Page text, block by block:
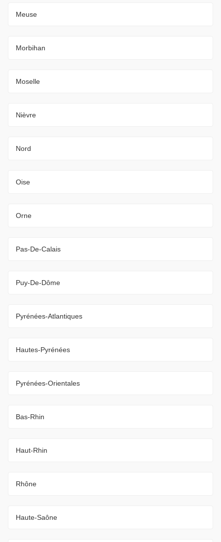
Meuse
Morbihan
Moselle
Nièvre
Nord
Oise
Orne
Pas-De-Calais
Puy-De-Dôme
Pyrénées-Atlantiques
Hautes-Pyrénées
Pyrénées-Orientales
Bas-Rhin
Haut-Rhin
Rhône
Haute-Saône